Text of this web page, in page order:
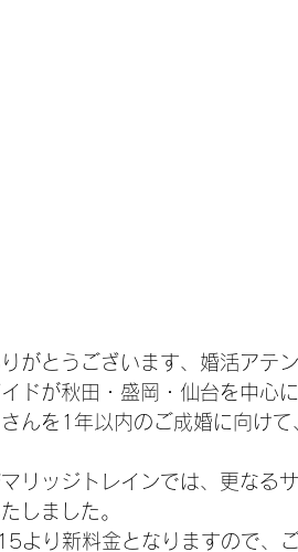
がとうございます、婚活アテ
ドが秋田・盛岡・仙台を中心
んを1年以内のご成婚に向け
リッジトレインでは、更なる
しました。
より新料金となりますので、ご